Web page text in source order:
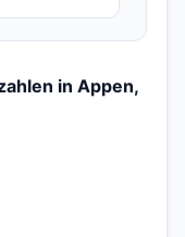
in Appen,